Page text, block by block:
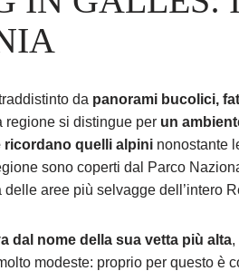
da panorami bucolici,
regione si distingue per un
ricordano quelli alpininonostante
sono coperti dal Parco
aree più selvagge dell’intero
dal nome della sua vetta più alta,
modeste: proprio per questo è